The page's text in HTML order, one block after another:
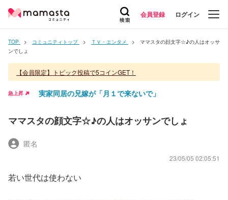
会員登録 ログイン
TOP コミュニティトップ ＴＶ・エンタメ
ママスタの顔文字☆♪の人はオッサ
ンでしょ
【会員限定】トピック投稿で5コインGET！
急上昇 実家同居の兄嫁が「月１で来ないで」
ママスタの顔文字☆♪の人はオッサンでしょ
匿名
23/05/05 02:05:51
若い世代は使わない